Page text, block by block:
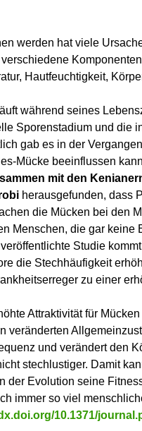
werden hat viele
Hautfeuchtigkeit,
während seines
Sporenstadium und die
gab es in der
Mücke beeinflussen
mit den
herausgefunden, dass
die Mücken bei den
Menschen, die gar keine
Studie
die Stechhäufigkeit
zu einer
Attraktivität für
veränderten
und verändert den
stechlustiger. Damit
der Evolution seine
immer so viel
10.1371/